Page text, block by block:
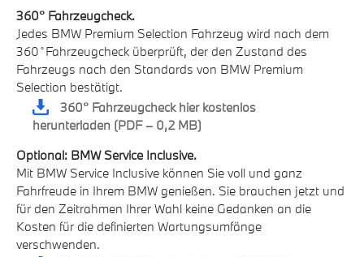
360° Fahrzeugcheck.
Jedes BMW Premium Selection Fahrzeug wird nach dem
360 ̊ Fahrzeugcheck überprüft, der den Zustand des
Fahrzeugs nach den Standards von BMW Premium
Selection bestätigt.
360° Fahrzeugcheck hier kostenlos
herunterladen (PDF – 0,2 MB)
Optional: BMW Service Inclusive.
Mit BMW Service Inclusive können Sie voll und ganz
Fahrfreude in Ihrem BMW genießen. Sie brauchen jetzt und
für den Zeitrahmen Ihrer Wahl keine Gedanken an die
Kosten für die definierten Wartungsumfänge
verschwenden.